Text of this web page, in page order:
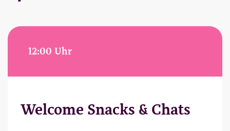
12:00 Uhr
Welcome Snacks & Chats